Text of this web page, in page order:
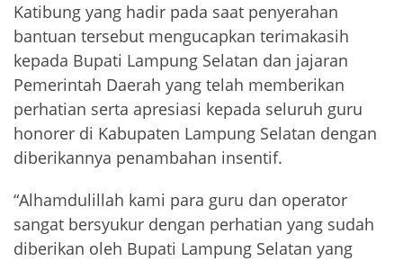
Katibung yang hadir pada saat penyerahan
bantuan tersebut mengucapkan terimakasih
kepada Bupati Lampung Selatan dan jajaran
Pemerintah Daerah yang telah memberikan
perhatian serta apresiasi kepada seluruh guru
honorer di Kabupaten Lampung Selatan dengan
diberikannya penambahan insentif.
“Alhamdulillah kami para guru dan operator
sangat bersyukur dengan perhatian yang sudah
diberikan oleh Bupati Lampung Selatan yang